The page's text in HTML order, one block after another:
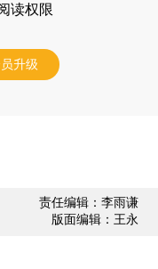
读权限
升级
责任编辑：李雨谦
版面编辑：王永